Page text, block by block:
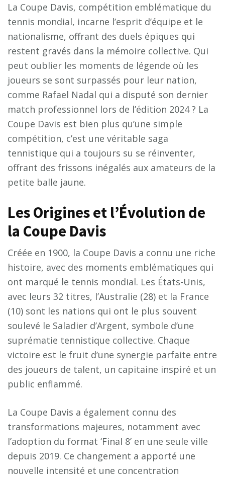
La Coupe Davis, compétition emblématique du
tennis mondial, incarne l’esprit d’équipe et le
nationalisme, offrant des duels épiques qui
restent gravés dans la mémoire collective. Qui
peut oublier les moments de légende où les
joueurs se sont surpassés pour leur nation,
comme Rafael Nadal qui a disputé son dernier
match professionnel lors de l’édition 2024 ? La
Coupe Davis est bien plus qu’une simple
compétition, c’est une véritable saga
tennistique qui a toujours su se réinventer,
offrant des frissons inégalés aux amateurs de la
petite balle jaune.
Les Origines et l’Évolution de
la Coupe Davis
Créée en 1900, la Coupe Davis a connu une riche
histoire, avec des moments emblématiques qui
ont marqué le tennis mondial. Les États-Unis,
avec leurs 32 titres, l’Australie (28) et la France
(10) sont les nations qui ont le plus souvent
soulevé le Saladier d’Argent, symbole d’une
suprématie tennistique collective. Chaque
victoire est le fruit d’une synergie parfaite entre
des joueurs de talent, un capitaine inspiré et un
public enflammé.
La Coupe Davis a également connu des
transformations majeures, notamment avec
l’adoption du format ‘Final 8’ en une seule ville
depuis 2019. Ce changement a apporté une
nouvelle intensité et une concentration